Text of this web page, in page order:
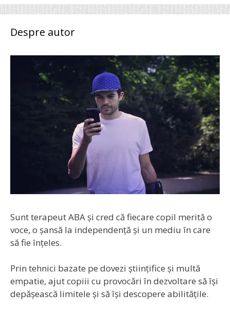
Despre autor
Sunt terapeut ABA și cred că fiecare copil merită o
voce, o șansă la independență și un mediu în care
să fie înțeles.
Prin tehnici bazate pe dovezi științifice și multă
empatie, ajut copiii cu provocări în dezvoltare să își
depășească limitele și să își descopere abilitățile.